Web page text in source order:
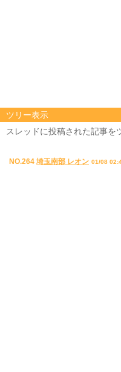
ツリー表示
スレッドに投稿された記事を
NO.264 埼玉南部 レオン 01/08